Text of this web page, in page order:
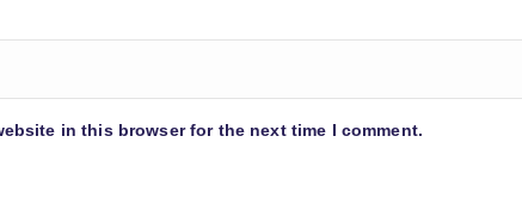
in this browser for the next time I comment.